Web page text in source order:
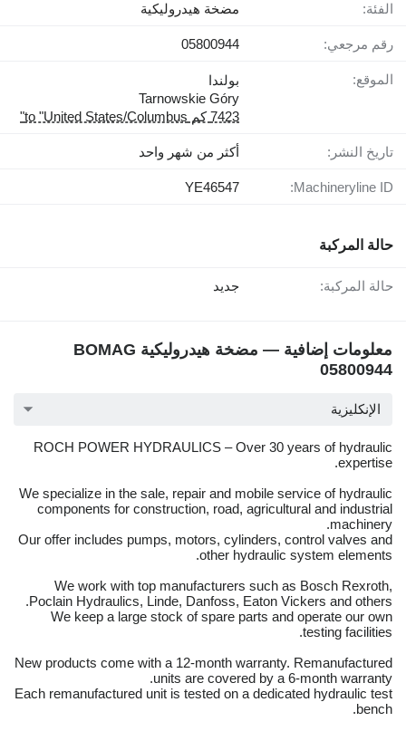
الفئة: مضخة هيدروليكية
رقم مرجعي: 05800944
الموقع:
بولندا
Tarnowskie Góry
7423 كم to "United States/Columbus"
تاريخ النشر: أكثر من شهر واحد
Machineryline ID:
YE46547
حالة المركبة
حالة المركبة: جديد
معلومات إضافية — مضخة هيدروليكية BOMAG
05800944
الإنكليزية
ROCH POWER HYDRAULICS – Over 30 years of hydraulic
expertise.
We specialize in the sale, repair and mobile service of hydraulic
components for construction, road, agricultural and industrial
machinery.
Our offer includes pumps, motors, cylinders, control valves and
other hydraulic system elements.
We work with top manufacturers such as Bosch Rexroth,
Poclain Hydraulics, Linde, Danfoss, Eaton Vickers and others.
We keep a large stock of spare parts and operate our own
testing facilities.
New products come with a 12-month warranty. Remanufactured
units are covered by a 6-month warranty.
Each remanufactured unit is tested on a dedicated hydraulic test
bench.